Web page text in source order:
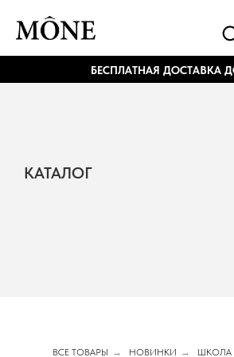
БЕСПЛАТНАЯ ДОСТАВКА
КАТАЛОГ
ВСЕ ТОВАРЫ → НОВИНКИ → ШКОЛА